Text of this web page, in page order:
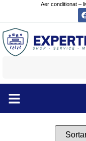
Aer conditionat –